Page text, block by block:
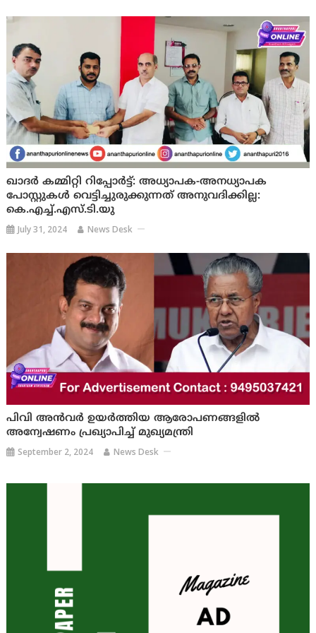
ഖാദർ കമ്മിറ്റി റിപ്പോർട്ട്: അധ്യാപക-അനധ്യാപക
പോസ്റ്റുകൾ വെട്ടിച്ചുരുക്കുന്നത് അനുവദിക്കില്ല:
കെ.എച്ച്.എസ്.ടി.യു
July 31, 2024 News Desk
പിവി അൻവർ ഉയർത്തിയ ആരോപണങ്ങളിൽ
അന്വേഷണം പ്രഖ്യാപിച്ച് മുഖ്യമന്ത്രി
September 2, 2024 News Desk